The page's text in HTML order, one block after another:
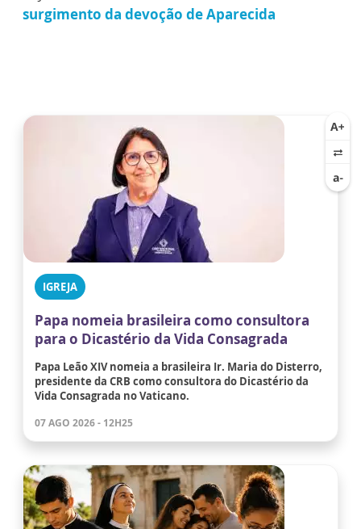
surgimento da devoção de Aparecida
IGREJA
Papa nomeia brasileira como consultora
para o Dicastério da Vida Consagrada
Papa Leão XIV nomeia a brasileira Ir. Maria do Disterro,
presidente da CRB como consultora do Dicastério da
Vida Consagrada no Vaticano.
07 AGO 2026 - 12H25